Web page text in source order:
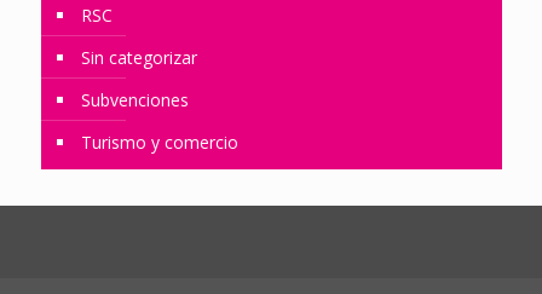
RSC
Sin categorizar
Subvenciones
Turismo y comercio